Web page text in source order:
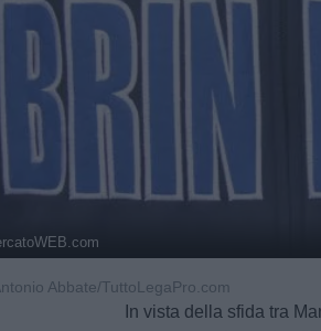
Abbate/TuttoLegaPro.com
In vista della sfida tra